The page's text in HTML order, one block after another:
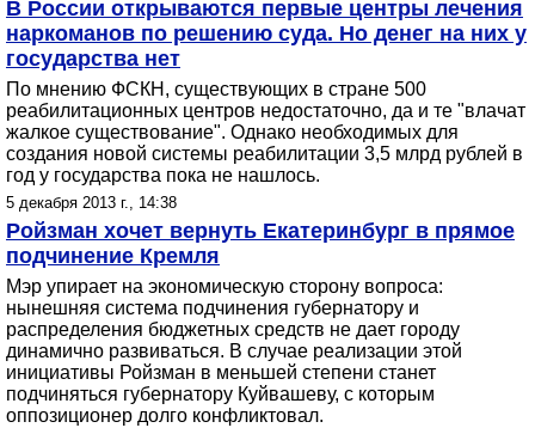
В России открываются первые центры лечения
наркоманов по решению суда. Но денег на них у
государства нет
По мнению ФСКН, существующих в стране 500
реабилитационных центров недостаточно, да и те "влачат
жалкое существование". Однако необходимых для
создания новой системы реабилитации 3,5 млрд рублей в
год у государства пока не нашлось.
5 декабря 2013 г., 14:38
Ройзман хочет вернуть Екатеринбург в прямое
подчинение Кремля
Мэр упирает на экономическую сторону вопроса:
нынешняя система подчинения губернатору и
распределения бюджетных средств не дает городу
динамично развиваться. В случае реализации этой
инициативы Ройзман в меньшей степени станет
подчиняться губернатору Куйвашеву, с которым
оппозиционер долго конфликтовал.